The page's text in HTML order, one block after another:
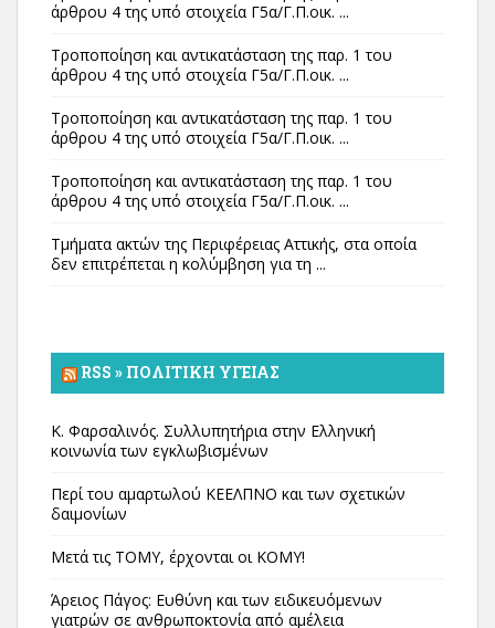
άρθρου 4 της υπό στοιχεία Γ5α/Γ.Π.οικ. ...
Τροποποίηση και αντικατάσταση της παρ. 1 του
άρθρου 4 της υπό στοιχεία Γ5α/Γ.Π.οικ. ...
Τροποποίηση και αντικατάσταση της παρ. 1 του
άρθρου 4 της υπό στοιχεία Γ5α/Γ.Π.οικ. ...
Τροποποίηση και αντικατάσταση της παρ. 1 του
άρθρου 4 της υπό στοιχεία Γ5α/Γ.Π.οικ. ...
Τμήματα ακτών της Περιφέρειας Αττικής, στα οποία
δεν επιτρέπεται η κολύμβηση για τη ...
RSS » ΠΟΛΙΤΙΚΉ ΥΓΕΊΑΣ
Κ. Φαρσαλινός. Συλλυπητήρια στην Ελληνική
κοινωνία των εγκλωβισμένων
Περί του αμαρτωλού ΚΕΕΛΠΝΟ και των σχετικών
δαιμονίων
Μετά τις ΤΟΜΥ, έρχονται οι ΚΟΜΥ!
Άρειος Πάγος: Ευθύνη και των ειδικευόμενων
γιατρών σε ανθρωποκτονία από αμέλεια